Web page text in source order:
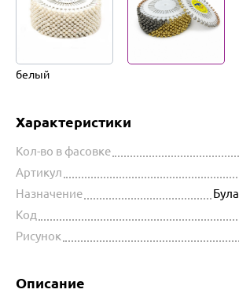
белый
Характеристики
Кол-во в фасовке
Артикул
Назначение
Код
Рисунок
Описание